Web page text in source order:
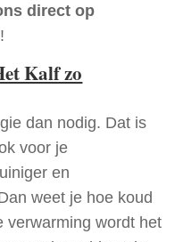
direct op
Kalf zo
dan nodig. Dat is
voor je
en
weet je hoe koud
verwarming wordt het